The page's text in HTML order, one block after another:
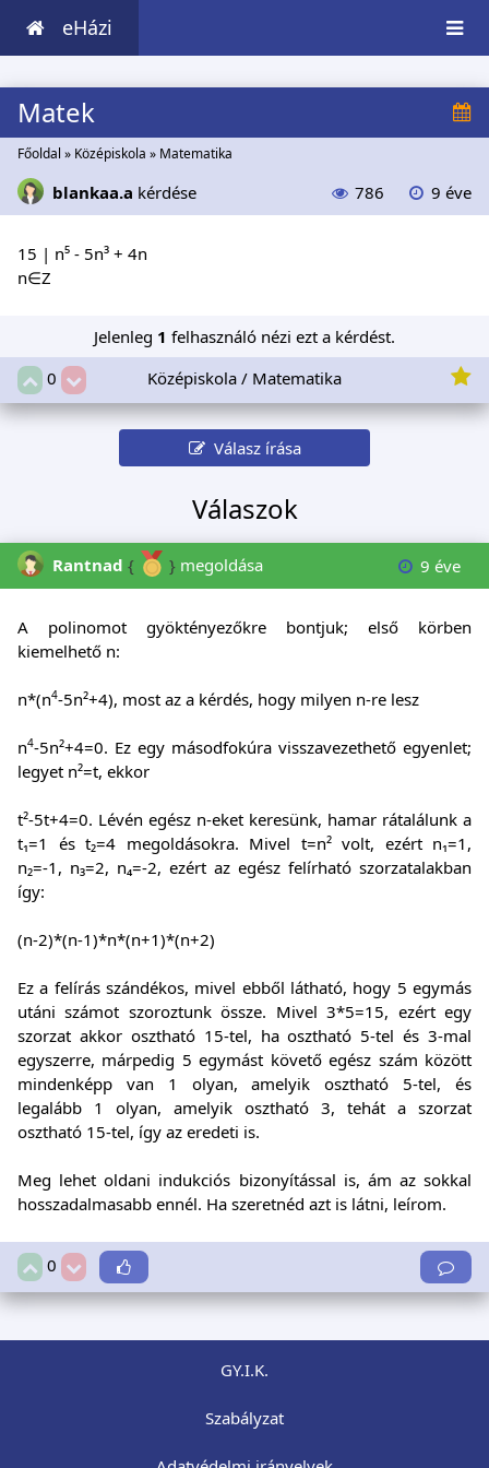
eHázi
Matek
Főoldal » Középiskola » Matematika
blankaa.a kérdése 786 9 éve
15 | n⁵ - 5n³ + 4n
n∈Z
Jelenleg 1 felhasználó nézi ezt a kérdést.
0
Középiskola / Matematika
Válasz írása
Válaszok
Rantnad { } megoldása 9 éve
A polinomot gyöktényezőkre bontjuk; első körben
kiemelhető n:
n*(n4-5n²+4), most az a kérdés, hogy milyen n-re lesz
n4-5n²+4=0. Ez egy másodfokúra visszavezethető egyenlet;
legyet n²=t, ekkor
t²-5t+4=0. Lévén egész n-eket keresünk, hamar rátalálunk a
t₁=1 és t₂=4 megoldásokra. Mivel t=n² volt, ezért n₁=1,
n₂=-1, n₃=2, n₄=-2, ezért az egész felírható szorzatalakban
így:
(n-2)*(n-1)*n*(n+1)*(n+2)
Ez a felírás szándékos, mivel ebből látható, hogy 5 egymás
utáni számot szoroztunk össze. Mivel 3*5=15, ezért egy
szorzat akkor osztható 15-tel, ha osztható 5-tel és 3-mal
egyszerre, márpedig 5 egymást követő egész szám között
mindenképp van 1 olyan, amelyik osztható 5-tel, és
legalább 1 olyan, amelyik osztható 3, tehát a szorzat
osztható 15-tel, így az eredeti is.
Meg lehet oldani indukciós bizonyítással is, ám az sokkal
hosszadalmasabb ennél. Ha szeretnéd azt is látni, leírom.
0
GY.I.K.
Szabályzat